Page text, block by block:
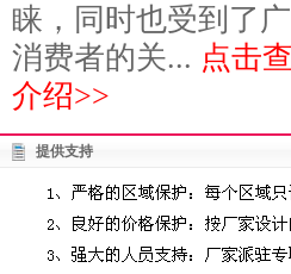
睐，同时也受到了
消费者的关... 点击
介绍>>
提供支持